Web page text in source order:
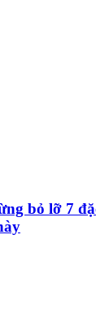
bỏ lỡ 7